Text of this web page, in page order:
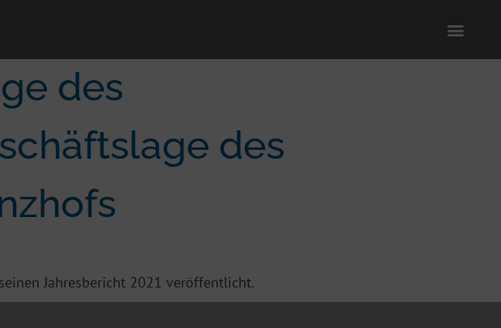
des
des
Jahresbericht 2021 veröffentlicht.